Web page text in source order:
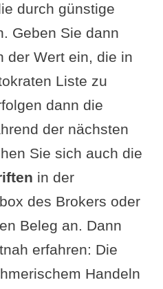
durch günstige
Geben Sie dann
der Wert ein, die in
Liste zu
dann die
der nächsten
Sie sich auch die
in der
des Brokers oder
Beleg an. Dann
erfahren: Die
Handeln